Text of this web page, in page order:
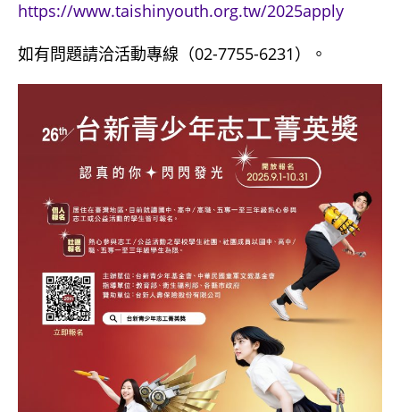
https://www.taishinyouth.org.tw/2025apply
如有問題請洽活動專線（02-7755-6231）。